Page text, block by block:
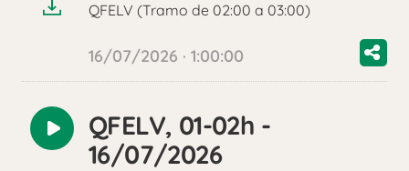
QFELV (Tramo de 02:00 a 03:00)
16/07/2026 · 1:00:00
Reproducir
audio
QFELV, 01-02h -
16/07/2026